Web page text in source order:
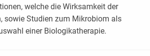
welche die Wirksamkeit der
sowie Studien zum Mikrobiom als
einer Biologikatherapie.